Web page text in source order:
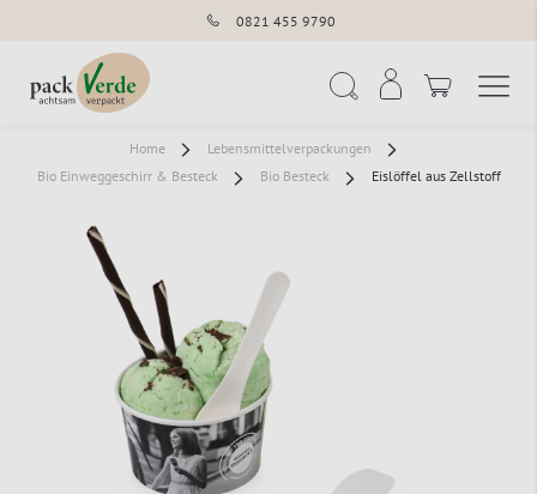
0821 455 9790
Home
Lebensmittelverpackungen
Bio Einweggeschirr & Besteck
Bio Besteck Eislöffel aus Zellstoff